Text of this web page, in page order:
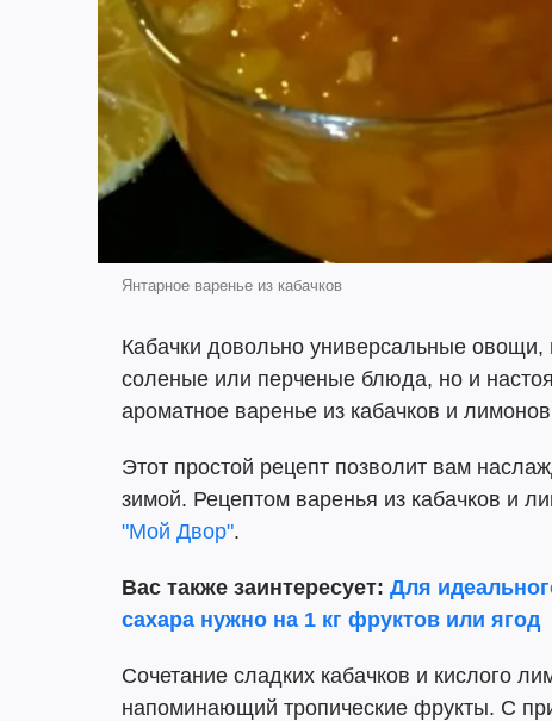
Янтарное варенье из кабачков
Кабачки довольно универсальные овощи,
соленые или перченые блюда, но и
ароматное варенье из кабачков и
Этот простой рецепт позволит вам
зимой. Рецептом варенья из кабачков и
"Мой Двор".
Вас также заинтересует: Для
сахара нужно на 1 кг фруктов или ягод
Сочетание сладких кабачков и кислого
напоминающий тропические фрукты. С